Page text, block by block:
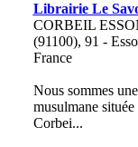
Librairie Le
CORBEIL
(91100), 91 -
France
Nous sommes
musulmane située
Corbei...